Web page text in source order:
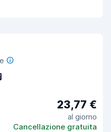
23,77 €
al giorno
Cancellazione gratuita